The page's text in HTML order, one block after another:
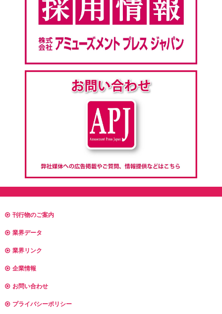
刊行物のご案内
業界データ
業界リンク
企業情報
お問い合わせ
プライバシーポリシー